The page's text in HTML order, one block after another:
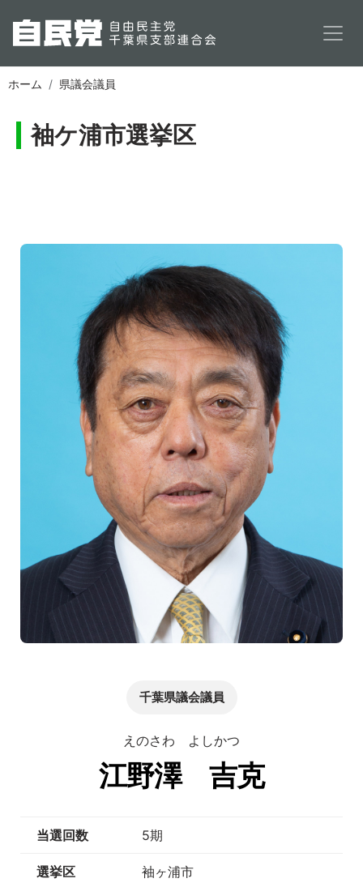
ホーム 県議会議員
袖ケ浦市選挙区
千葉県議会議員
えのさわ よしかつ
江野澤 吉克
当選回数 5期
選挙区 袖ヶ浦市